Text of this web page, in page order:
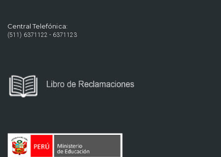
Central Telefónica:
(511) 6371122 - 6371123